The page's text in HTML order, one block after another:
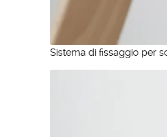
Sistema di fissaggio per